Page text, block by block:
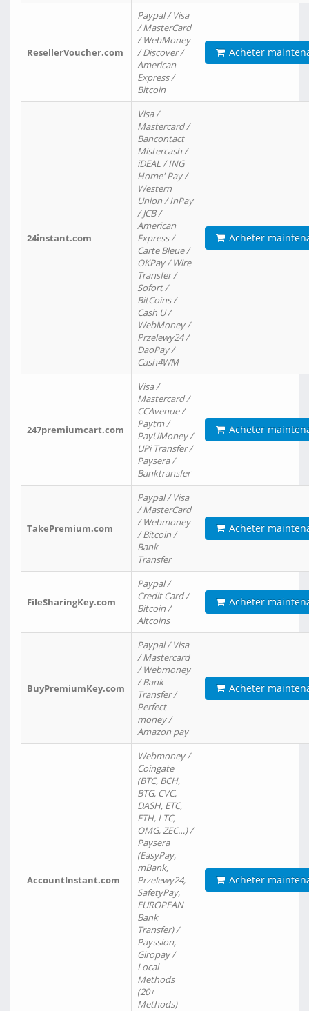
ResellerVoucher.com
Paypal / Visa
/ MasterCard
/ WebMoney
/ Discover /
American
Express /
Bitcoin
Acheter
24instant.com
Visa /
Mastercard /
Bancontact
Mistercash /
iDEAL / ING
Home' Pay /
Western
Union / InPay
/ JCB /
American
Express /
Carte Bleue /
OKPay / Wire
Transfer /
Sofort /
BitCoins /
Cash U /
WebMoney /
Przelewy24 /
DaoPay /
Cash4WM
Acheter
247premiumcart.com
Visa /
Mastercard /
CCAvenue /
Paytm /
PayUMoney /
UPi Transfer /
Paysera /
Banktransfer
Acheter
TakePremium.com
Paypal / Visa
/ MasterCard
/ Webmoney
/ Bitcoin /
Bank
Transfer
Acheter
FileSharingKey.com
Paypal /
Credit Card /
Bitcoin /
Altcoins
Acheter
BuyPremiumKey.com
Paypal / Visa
/ Mastercard
/ Webmoney
/ Bank
Transfer /
Perfect
money /
Amazon pay
Acheter
AccountInstant.com
Webmoney /
Coingate
(BTC, BCH,
BTG, CVC,
DASH, ETC,
ETH, LTC,
OMG, ZEC…) /
Paysera
(EasyPay,
mBank,
Przelewy24,
SafetyPay,
EUROPEAN
Bank
Transfer) /
Payssion,
Giropay /
Local
Methods
(20+
Methods)
Acheter